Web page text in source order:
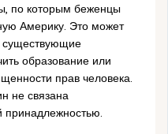
по которым беженцы
Америку. Это может
существующие
образование или
прав человека.
не связана
принадлежностью.